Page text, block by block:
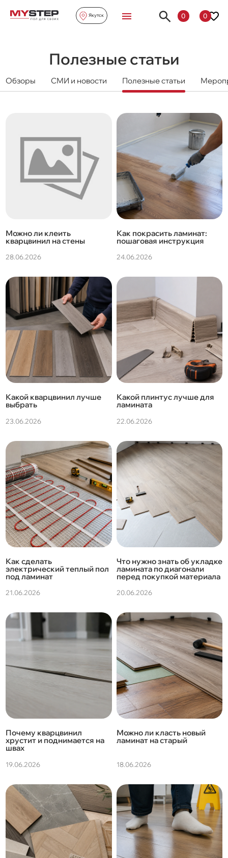
Якутск 0 0
Полезные статьи
Обзоры СМИ и новости Полезные статьи
Можно ли клеить
кварцвинил на стены
28.06.2026
Как покрасить ламинат:
пошаговая инструкция
24.06.2026
Какой кварцвинил лучше
выбрать
23.06.2026
Какой плинтус лучше для
ламината
22.06.2026
Как сделать
электрический теплый пол
под ламинат
21.06.2026
Что нужно знать об укладке
ламината по диагонали
перед покупкой материала
20.06.2026
Почему кварцвинил
хрустит и поднимается на
швах
19.06.2026
Можно ли класть новый
ламинат на старый
18.06.2026